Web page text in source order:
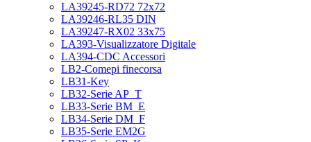
LA39245-RD72 72x72
LA39246-RL35 DIN
LA39247-RX02 33x75
LA393-Visualizzatore Digitale
LA394-CDC Accessori
LB2-Comepi finecorsa
LB31-Key
LB32-Serie AP_T
LB33-Serie BM_E
LB34-Serie DM_F
LB35-Serie EM2G